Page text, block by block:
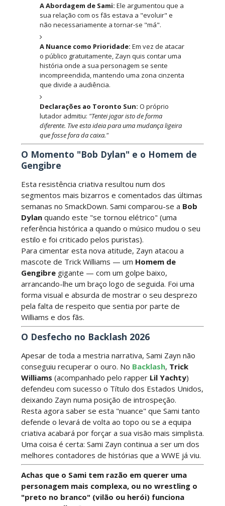
Throwback: The Rock vs Brock Lesnar:
SummerSlam 2002 - Undisputed WWE
Championship Match
-Jul 28 2026
WWE Monday Night Raw 27 July 2026
-
AEW Redemption 2026
Unknown-Jul 27 2026
WWE: Unreal Season 3
Unknown-Jul 26 2026
Dark Side of the Ring Season 7 Episode 4 “Necro
Butcher vs. Samoa Joe”
Unknown-Jul 26 2026
WWE Main Event, July 23, 2026
Unknown-Jul 26 2026
Throwback: Bret "The Hitman" Hart vs. Mr.
Perfect: SummerSlam 1991 - Intercontinental
Championship Match
SCSA867 Jul 26 2026
Lucha Libre AAA: Verano De Escándalo 2026
Unknown Jul 26 2026
AEW Collision 25 JULY 2026
Unknown-Jul 26 2026
A Abordagem de Sami: Ele argumentou que a
sua relação com os fãs estava a "evoluir" e
não necessariamente a tornar-se "má".
A Nuance como Prioridade: Em vez de atacar
o público gratuitamente, Zayn quis contar uma
história onde a sua personagem se sente
incompreendida, mantendo uma zona cinzenta
que divide a audiência.
Declarações ao Toronto Sun: O próprio
lutador admitiu: "Tentei jogar isto de forma
diferente. Tive esta ideia para uma mudança ligeira
que fosse fora da caixa."
O Momento "Bob Dylan" e o Homem de
Gengibre
Esta resistência criativa resultou num dos
segmentos mais bizarros e comentados das últimas
semanas no SmackDown. Sami comparou-se a Bob
Dylanquando este "se tornou elétrico" (uma
referência histórica a quando o músico mudou o seu
estilo e foi criticado pelos puristas).
Para cimentar esta nova atitude, Zayn atacou a
mascote de Trick Williams — um Homem de
Gengibregigante — com um golpe baixo,
arrancando-lhe um braço logo de seguida. Foi uma
forma visual e absurda de mostrar o seu desprezo
pela falta de respeito que sentia por parte de
Williams e dos fãs.
O Desfecho no Backlash 2026
Apesar de toda a mestria narrativa, Sami Zayn não
conseguiu recuperar o ouro. No Backlash, Trick
Williams (acompanhado pelo rapper Lil Yachty)
defendeu com sucesso o Título dos Estados Unidos,
deixando Zayn numa posição de introspeção.
Resta agora saber se esta "nuance" que Sami tanto
defende o levará de volta ao topo ou se a equipa
criativa acabará por forçar a sua visão mais simplista.
Uma coisa é certa: Sami Zayn continua a ser um dos
melhores contadores de histórias que a WWE já viu.
Achas que o Sami tem razão em querer uma
personagem mais complexa, ou no wrestling o
"preto no branco" (vilão ou herói) funciona